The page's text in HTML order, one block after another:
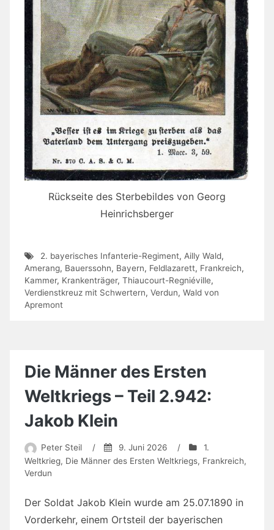
Rückseite des Sterbebildes von Georg
Heinrichsberger
2. bayerisches Infanterie-Regiment, Ailly Wald,
Amerang, Bauerssohn, Bayern, Feldlazarett, Frankreich,
Kammer, Krankenträger, Thiaucourt-Regniéville,
Verdienstkreuz mit Schwertern, Verdun, Wald von
Apremont
Die Männer des Ersten
Weltkriegs – Teil 2.942:
Jakob Klein
Peter Steil / 9. Juni 2026 /
1.
Weltkrieg, Die Männer des Ersten Weltkriegs, Frankreich,
Verdun
Der Soldat Jakob Klein wurde am 25.07.1890 in
Vorderkehr, einem Ortsteil der bayerischen